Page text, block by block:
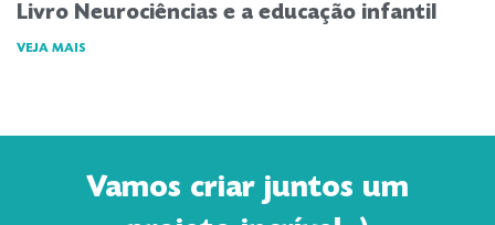
Livro Neurociências e a educação infantil
VEJA MAIS
Vamos criar juntos um